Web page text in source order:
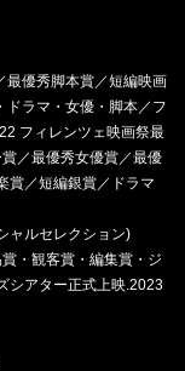
最優秀脚本賞／短編映画
ドラマ・女優・脚本／フ
フィレンツェ映画祭最
／最優秀女優賞／最優
賞／短編銀賞／ドラマ
ャルセレクション)
・観客賞・編集賞・ジ
シアター正式上映.2023